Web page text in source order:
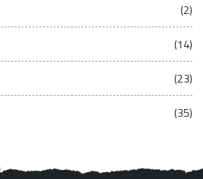
(2)
(14)
(23)
(35)